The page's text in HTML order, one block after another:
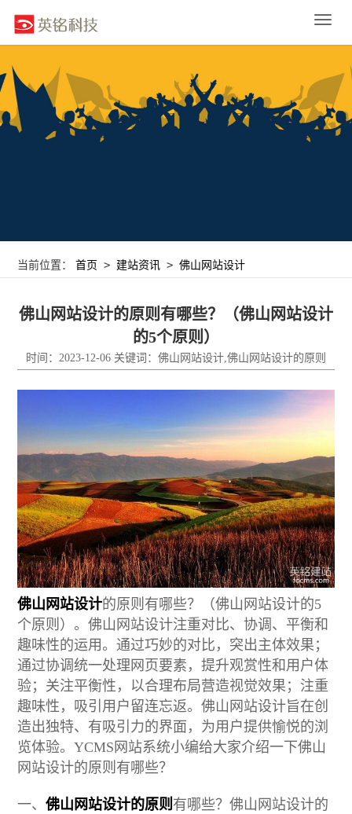
Toggle
当前位置：首页 >建站资讯 >佛山网站设计
佛山网站设计的原则有哪些？（佛山网站设计
的5个原则）
时间：2023-12-06 关键词：佛山网站设计,佛山网站设计的原则
佛山网站设计的原则有哪些？（佛山网站设计的5
个原则）。佛山网站设计注重对比、协调、平衡和
趣味性的运用。通过巧妙的对比，突出主体效果；
通过协调统一处理网页要素，提升观赏性和用户体
验；关注平衡性，以合理布局营造视觉效果；注重
趣味性，吸引用户留连忘返。佛山网站设计旨在创
造出独特、有吸引力的界面，为用户提供愉悦的浏
览体验。YCMS网站系统小编给大家介绍一下佛山
网站设计的原则有哪些？
一、佛山网站设计的原则 有哪些？佛山网站设计的